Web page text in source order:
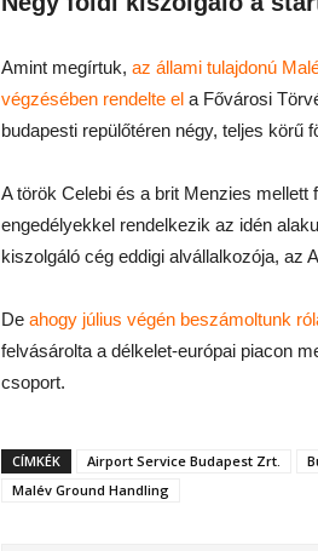
Amint megírtuk, az állami tulajdonú
végzésében rendelte el a Fővárosi
budapesti repülőtéren négy, teljes körű
A török Celebi és a brit Menzies
engedélyekkel rendelkezik az idén
kiszolgáló cég eddigi alvállalkozója, az
De ahogy július végén beszámoltunk
felvásárolta a délkelet-európai piacon
csoport.
CÍMKÉK Airport Service Budapest Zrt.
Malév Ground Handling